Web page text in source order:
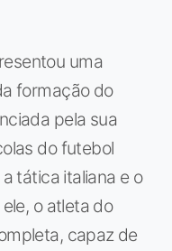
uma
formação do
pela sua
do futebol
tática italiana e o
o atleta do
capaz de